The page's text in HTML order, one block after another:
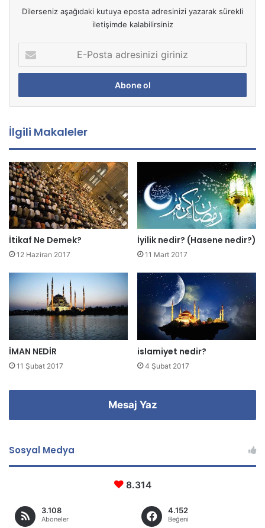
Dilerseniz aşağıdaki kutuya eposta adresinizi yazarak sürekli
iletişimde kalabilirsiniz
P
s
a
d
r
e
s
i
n
i
z
g
i
i
n
İlgili Makaleler
İtikaf Ne Demek?
12 Haziran 2017
İyilik nedir? (Hasene nedir?)
11 Mart 2017
İMAN NEDİR
11 Şubat 2017
islamiyet nedir?
4 Şubat 2017
Mesaj Yaz
Sosyal Medya
8.314
3.108
Aboneler
4.152
Beğeni